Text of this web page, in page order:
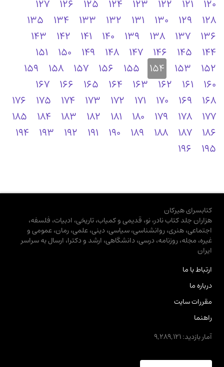
120
121
122
123
124
125
126
127
128
129
130
131
132
133
134
135
136
137
138
139
140
141
142
143
144
145
146
147
148
149
150
151
152
153
154
155
156
157
158
159
160
161
162
163
164
165
166
167
168
169
170
171
172
173
174
175
176
177
178
179
180
181
182
183
184
185
186
187
188
189
190
191
192
193
194
195
196
کتابسرای هیرکان
هزاران جلد کتاب نادر، نو، قدیمی و کمیاب، تاریخی، ادبیات، فلسفه،
اجتماعی، هنری، روانشناسی، سیاسی، دینی، علمی، رمان، عمومی و
غیره، مجله، روزنامه، درسی، دانشگاهی، ارشد و دکترا، ارسال به سراسر
ایران
ارتباط با ما
درباره ما
مقررات سایت
راهنما
آمار بازدید: 9,289,121